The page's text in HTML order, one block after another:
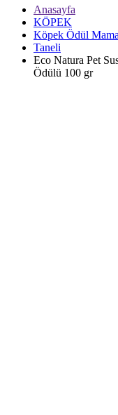
Anasayfa
KÖPEK
Köpek Ödül
Taneli
Eco Natura Pet
Ödülü 100 gr